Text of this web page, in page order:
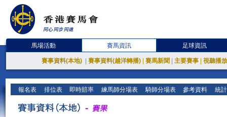
馬場活動 賽馬資訊 足球資訊
賽事資料(本地) 賽事資料(越洋轉播) 賽馬新聞 主要賽事 視聽播
報名表 排位表 即時賠率 練馬師分場表 騎師分場表 參考資料 統